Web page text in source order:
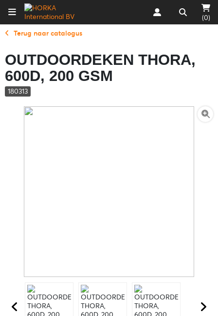
(0)
Terug naar catalogus
OUTDOORDEKEN THORA,
600D, 200 GSM
180313